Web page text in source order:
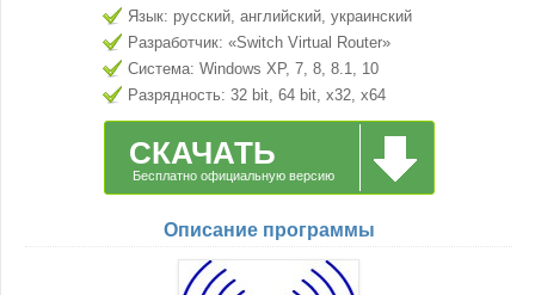
Язык: русский, английский, украинский
Разработчик: «Switch Virtual Router»
Система: Windows XP, 7, 8, 8.1, 10
Разрядность: 32 bit, 64 bit, x32, x64
СКАЧАТЬ
Бесплатно официальную версию
Описание программы